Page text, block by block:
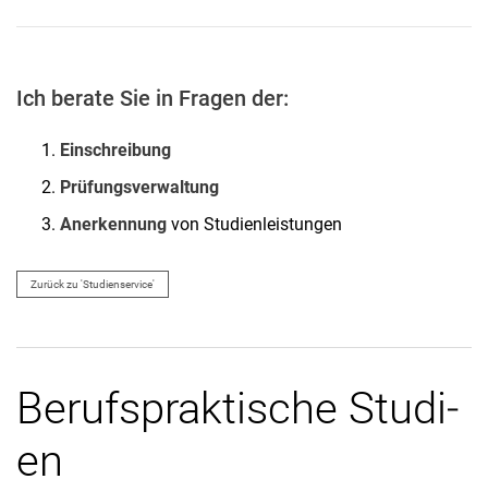
Ich be­ra­te Sie in Fra­gen der:
Einschreibung
Prüfungsverwaltung
Anerkennung von Studienleistungen
Zurück zu 'Stu­di­en­ser­vice'
Be­rufs­prak­ti­sche Stu­di­
en